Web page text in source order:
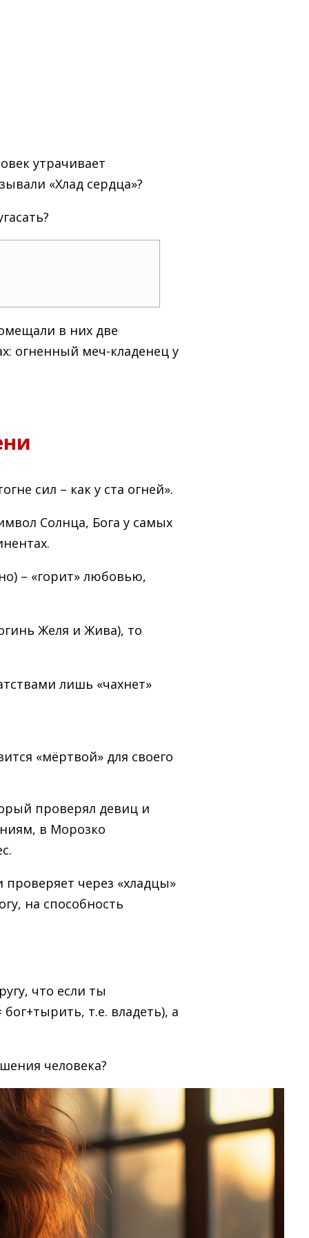
утрачивает
«Хлад сердца»?
в них две
огненный меч-кладенец у
сил – как у ста огней».
Солнца, Бога у самых
– «горит» любовью,
Желя и Жива), то
лишь «чахнет»
«мёртвой» для своего
проверял девиц и
в Морозко
через «хладцы»
на способность
что если ты
т.е. владеть), а
человека?